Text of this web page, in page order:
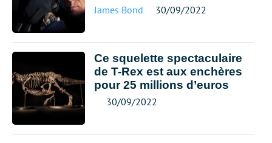
James Bond 30/09/2022
Ce squelette spectaculaire
de T-Rex est aux enchères
pour 25 millions d’euros
30/09/2022